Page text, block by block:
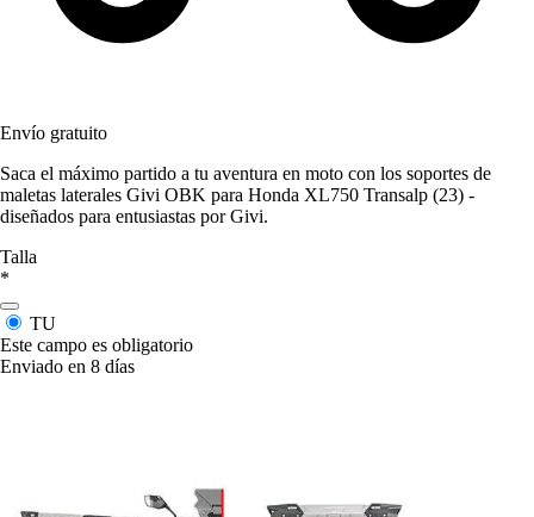
Envío gratuito
Saca el máximo partido a tu aventura en moto con los soportes de
maletas laterales Givi OBK para Honda XL750 Transalp (23) -
diseñados para entusiastas por Givi.
Talla
*
TU
Este campo es obligatorio
Enviado en 8 días